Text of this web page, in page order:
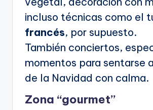
incluso técnicas como el
francés, por supuesto.
También conciertos,
momentos para sentarse
de la Navidad con calma.
Zona “gourmet”